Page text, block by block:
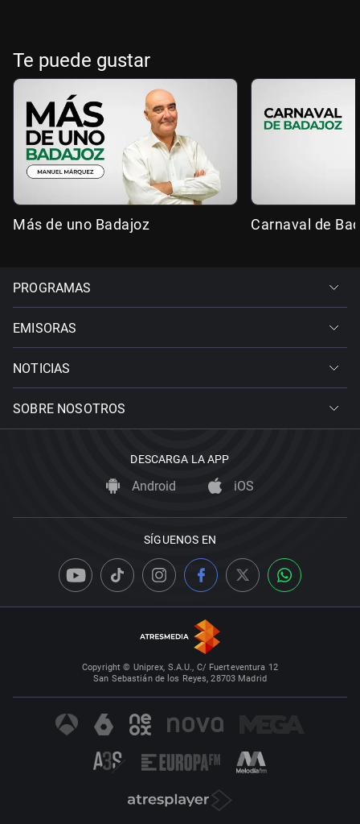
Te puede gustar
Más de uno Badajoz Carnaval de
PROGRAMAS
EMISORAS
NOTICIAS
SOBRE NOSOTROS
DESCARGA LA APP
Android iOS
SÍGUENOS EN
Copyright © Uniprex, S.A.U., C/ Fuerteventura 12
San Sebastián de los Reyes, 28703 Madrid